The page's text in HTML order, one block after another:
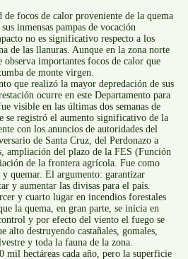
focos de calor proveniente de la quema
inmensas pampas de vocación
no es significativo respecto a los
de las llanuras. Aunque en la zona norte
observa importantes focos de calor que
de monte virgen.
que realizó la mayor depredación de sus
ocurre en este Departamento para
visible en las últimas dos semanas de
se registró el aumento significativo de la
con los anuncios de autoridades del
de Santa Cruz, del Perdonazo a
ampliación del plazo de la FES (Función
de la frontera agrícola. Fue como
quemar. El argumento: garantizar
y aumentar las divisas para el país.
y cuarto lugar en incendios forestales
la quema, en gran parte, se inicia en
y por efecto del viento el fuego se
alto destruyendo castañales, gomales,
y toda la fauna de la zona.
mil hectáreas cada año, pero la superficie